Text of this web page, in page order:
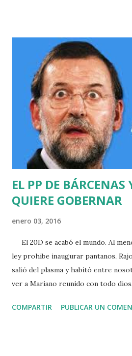
empate imposible a 1515 goles.
las vestiduras porque los
España con la mitad de Catalunya
PSOE y el PP son los principales
desaguisado. Ambos partidos
Estatuto de Autonomía que se
convenientemente "cepillado" en el
Diputados para evitar que los
EL PP DE BÁRCENAS
QUIERE GOBERNAR
enero 03, 2016
El 20D se acabó el mundo. Al
ley prohibe inaugurar pantanos,
salió del plasma y habitó entre
ver a Mariano reunido con todo
descuido en su escolta que
echamos de Vitoria pese a ganar
COMPARTIR PUBLICAR UN